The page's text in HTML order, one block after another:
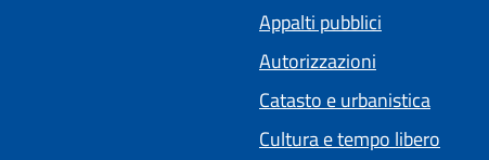
Appalti pubblici
Autorizzazioni
Catasto e urbanistica
Cultura e tempo libero